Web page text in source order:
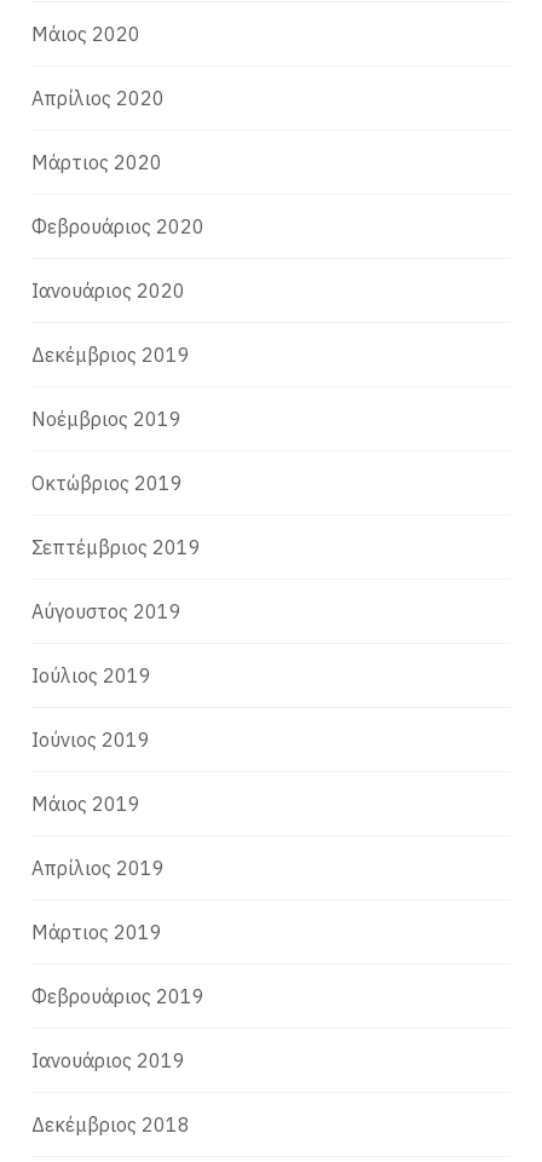
Μάιος 2020
Απρίλιος 2020
Μάρτιος 2020
Φεβρουάριος 2020
Ιανουάριος 2020
Δεκέμβριος 2019
Νοέμβριος 2019
Οκτώβριος 2019
Σεπτέμβριος 2019
Αύγουστος 2019
Ιούλιος 2019
Ιούνιος 2019
Μάιος 2019
Απρίλιος 2019
Μάρτιος 2019
Φεβρουάριος 2019
Ιανουάριος 2019
Δεκέμβριος 2018